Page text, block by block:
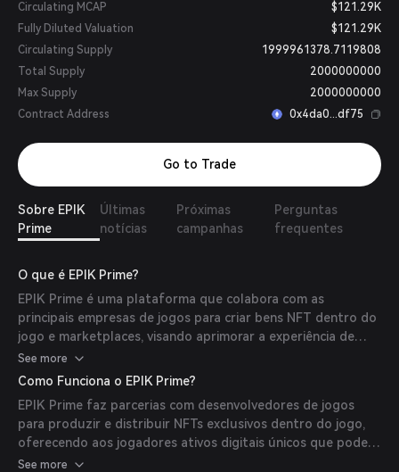
Circulating MCAP
$121.29K
Fully Diluted Valuation
$121.29K
Circulating Supply
1999961378.7119808
Total Supply
2000000000
Max Supply
2000000000
Contract Address
0x4da0...df75
Go to Trade
Sobre EPIK
Prime
Últimas
notícias
Próximas
campanhas
Perguntas
frequentes
O que é EPIK Prime?
EPIK Prime é uma plataforma que colabora com as
principais empresas de jogos para criar bens NFT dentro do
jogo e marketplaces, visando aprimorar a experiência de
jogo ao integrar a tecnologia blockchain.
See more
Como Funciona o EPIK Prime?
EPIK Prime faz parcerias com desenvolvedores de jogos
para produzir e distribuir NFTs exclusivos dentro do jogo,
oferecendo aos jogadores ativos digitais únicos que podem
ser possuídos, negociados e utilizados em várias
See more